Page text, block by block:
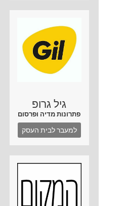
גיל גרופ
פתרונות מדיה ופרסום
למעבר לבית העסק